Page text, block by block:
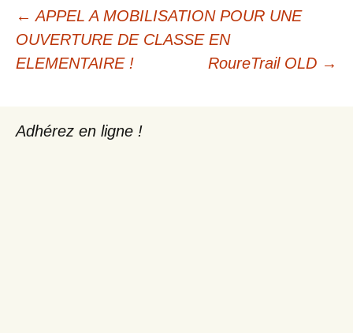
Navigation
des
articles
← APPEL A MOBILISATION POUR UNE
OUVERTURE DE CLASSE EN
ELEMENTAIRE !
RoureTrail OLD →
Adhérez en ligne !